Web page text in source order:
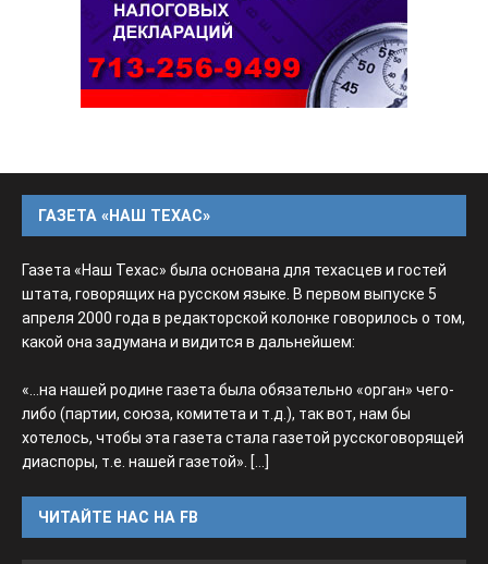
ГАЗЕТА «НАШ ТЕХАС»
Газета «Наш Техас» была основана для техасцев и гостей
штата, говорящих на русском языке. В первом выпуске 5
апреля 2000 года в редакторской колонке говорилось о том,
какой она задумана и видится в дальнейшем:
«...на нашей родине газета была обязательно «орган» чего-
либо (партии, союза, комитета и т.д.), так вот, нам бы
хотелось, чтобы эта газета стала газетой русскоговорящей
диаспоры, т.е. нашей газетой». [...]
ЧИТАЙТЕ НАС НА FB